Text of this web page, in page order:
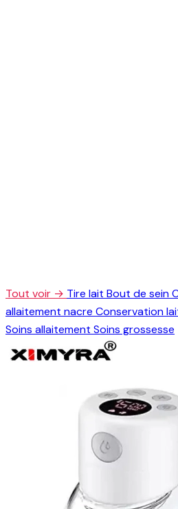
Tout voir → Tire lait Bout de sein
allaitement nacre Conservation
Soins allaitement Soins grossesse